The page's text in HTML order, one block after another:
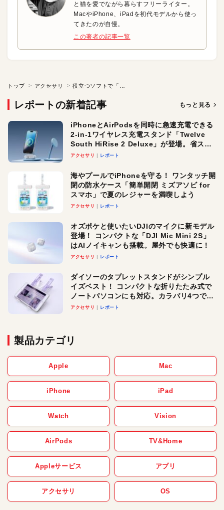
と猫を愛でながら暮らすフリーライター。
MacやiPhone、iPadを初代モデルから使っ
てきたのが自慢。
この著者の記事一覧
トップ アクセサリ
レポートの新着記事 もっと見る
iPhoneとAirPodsを同時に急速充電できる
2-in-1ワイヤレス充電スタンド「Twelve
South HiRise 2 Deluxe」が登場。省スペ
ースでおしゃれに充電したい人にオスス
アクセサリ レポート
海やプールでiPhoneを守る！ ワンタッチ開
閉の防水ケース「簡単開閉 ミズアソビ for
スマホ」で夏のレジャーを満喫しよう
アクセサリ レポート
オズポケと使いたいDJIのマイクに新モデル
登場！ コンパクトな「DJI Mic Mini 2S」
はAIノイキャンも搭載。屋外でも快適に！
アクセサリ レポート
ダイソーのタブレットスタンドがシンプル
イズベスト！ コンパクトな折りたたみ式で
ノートパソコンにも対応。カラバリ4つで選
べる楽しさも
アクセサリ レポート
製品カテゴリ
Apple Mac
iPhone iPad
Watch Vision
AirPods TV&Home
Appleサービス アプリ
アクセサリ OS